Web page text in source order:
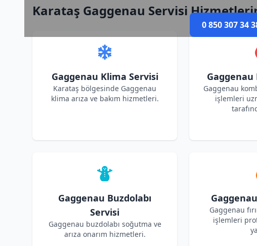
0 850 307 34
Karataş Gaggenau Servisi
Gaggenau Klima Servisi
Karataş bölgesinde Gaggenau
klima arıza ve bakım hizmetleri.
Gaggenau
Gaggenau
işlemleri
Gaggenau Buzdolabı
Servisi
Gaggenau buzdolabı soğutma ve
arıza onarım hizmetleri.
Gaggenau
işlemleri